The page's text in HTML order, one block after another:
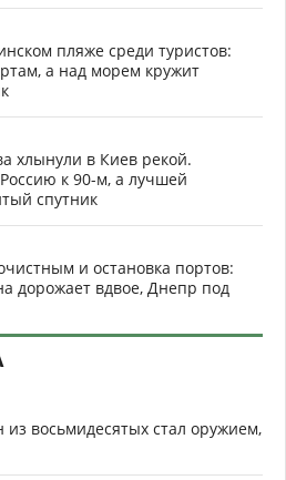
пляже среди туристов:
а над морем кружит
хлынули в Киев рекой.
к 90-м, а лучшей
спутник
и остановка портов:
дорожает вдвое, Днепр под
восьмидесятых стал оружием,